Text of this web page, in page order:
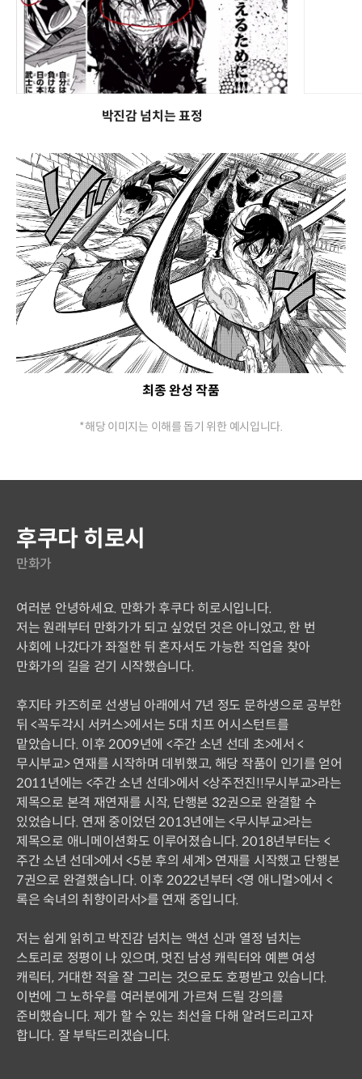
박진감 넘치는 표정
최종 완성 작품
*해당 이미지는 이해를 돕기 위한 예시입니다.
후쿠다 히로시
만화가
여러분 안녕하세요. 만화가 후쿠다 히로시입니다.
저는 원래부터 만화가가 되고 싶었던 것은 아니었고, 한 번
사회에 나갔다가 좌절한 뒤 혼자서도 가능한 직업을 찾아
만화가의 길을 걷기 시작했습니다.
후지타 카즈히로 선생님 아래에서 7년 정도 문하생으로 공부한
뒤 <꼭두각시 서커스>에서는 5대 치프 어시스턴트를
맡았습니다. 이후 2009년에 <주간 소년 선데 초>에서 <
무시부교> 연재를 시작하며 데뷔했고, 해당 작품이 인기를 얻어
2011년에는 <주간 소년 선데>에서 <상주전진!!무시부교>라는
제목으로 본격 재연재를 시작, 단행본 32권으로 완결할 수
있었습니다. 연재 중이었던 2013년에는 <무시부교>라는
제목으로 애니메이션화도 이루어졌습니다. 2018년부터는 <
주간 소년 선데>에서 <5분 후의 세계> 연재를 시작했고 단행본
7권으로 완결했습니다. 이후 2022년부터 <영 애니멀>에서 <
록은 숙녀의 취향이라서>를 연재 중입니다.
저는 쉽게 읽히고 박진감 넘치는 액션 신과 열정 넘치는
스토리로 정평이 나 있으며, 멋진 남성 캐릭터와 예쁜 여성
캐릭터, 거대한 적을 잘 그리는 것으로도 호평받고 있습니다.
이번에 그 노하우를 여러분에게 가르쳐 드릴 강의를
준비했습니다. 제가 할 수 있는 최선을 다해 알려드리고자
합니다. 잘 부탁드리겠습니다.